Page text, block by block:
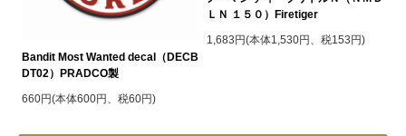
Bandit Most Wanted decal（DECB
DT02）PRADCO製
660円(本体600円、税60円)
ＬＮ １５０）Firetiger
1,683円(本体1,530円、税153円)